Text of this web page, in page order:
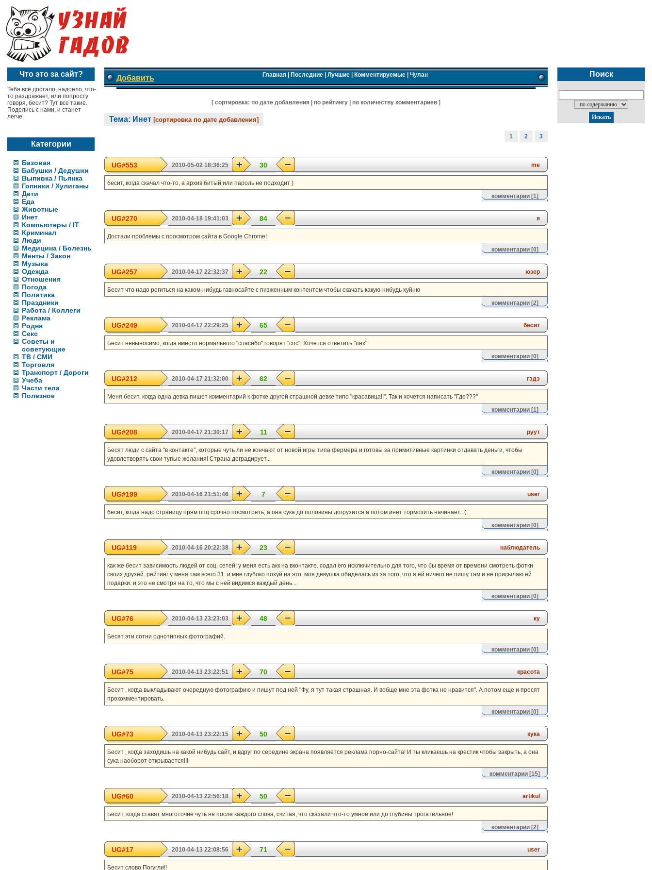
Что это за сайт?
Тебя всё достало, надоело, что-
то раздражает, или попросту
говоря, бесит? Тут все такие.
Поделись с нами, и станет
легче.
Категории
Базовая
Бабушки / Дедушки
Выпивка / Пьянка
Гопники / Хулиганы
Дети
Еда
Животные
Инет
Компьютеры / IT
Криминал
Люди
Медицина / Болезнь
Менты / Закон
Музыка
Одежда
Отношения
Погода
Политика
Праздники
Работа / Коллеги
Реклама
Родня
Секс
Советы и
советующие
ТВ / СМИ
Торговля
Транспорт / Дороги
Учеба
Части тела
Полезное
Добавить Главная| Последние| Лучшие| Комментируемые| Чулан
[ cортировка: по дате добавления по рейтингу по количеству комментариев ]
Тема: Инет [сортировка по дате добавления]
1 2 3
UG#553 2010-05-02 18:36:25 30 me
бесит, когда скачал что-то, а архив битый или пароль не подходит )
комментарии[1]
UG#270 2010-04-18 19:41:03 84 я
Достали проблемы с просмотром сайта в Google Chrome!
комментарии[0]
UG#257 2010-04-17 22:32:37 22 юзер
Бесит что надо региться на каком-нибудь гавносайте с пизженным контентом чтобы скачать какую-нибудь хуйню
комментарии[2]
UG#249 2010-04-17 22:29:25 65 бесит
Бесит невыносимо, когда вместо нормального "спасибо" говорят "спс". Хочется ответить "пнх".
комментарии[0]
UG#212 2010-04-17 21:32:00 62 гэдэ
Меня бесит, когда одна девка пишет комментарий к фотке другой страшной девке типо "красавица!!". Так и хочется написать "Где???"
комментарии[1]
UG#208 2010-04-17 21:30:17 11 руут
Бесят люди с сайта "в контакте", которые чуть ли не кончают от новой игры типа фермера и готовы за примитивные картинки отдавать деньги, чтобы
удовлетворять свои тупые желания! Страна деградирует...
комментарии[0]
UG#199 2010-04-16 21:51:46 7 user
бесит, когда надо страницу прям ппц срочно посмотреть, а она сука до половины догрузится а потом инет тормозить начинает...(
комментарии[0]
UG#119 2010-04-16 20:22:38 23 наблюдатель
как же бесит зависимость людей от соц. сетей! у меня есть акк на вконтакте. содал его исключительно для того, что бы время от времени смотреть фотки
своих друзей. рейтинг у меня там всего 31. и мне глубоко похуй на это. моя девушка обиделась из за того, что я ей ничего не пишу там и не присылаю ей
подарки. и это не смотря на то, что мы с ней видимся каждый день...
комментарии[0]
UG#76 2010-04-13 23:23:03 48 ку
Бесят эти сотни однотипных фотографий.
комментарии[0]
UG#75 2010-04-13 23:22:51 70 красота
Бесит , когда выкладывают очередную фотографию и пишут под ней "Фу, я тут такая страшная. И вобще мне эта фотка не нравится". А потом еще и просят
прокомментировать.
комментарии[0]
UG#73 2010-04-13 23:22:15 50 кука
Бесит , когда заходишь на какой нибудь сайт, и вдруг по середине экрана появляется реклама порно-сайта! И ты кликаешь на крестик чтобы закрыть, а она
сука наоборот открывается!!!
комментарии [15]
UG#60 2010-04-13 22:56:18 50 artikul
Бесит, когда ставят многоточие чуть не после каждого слова, считая, что сказали что-то умное или до глубины трогательное!
комментарии[2]
UG#17 2010-04-13 22:08:56 71 user
Бесит слово Погугли!!
Поиск